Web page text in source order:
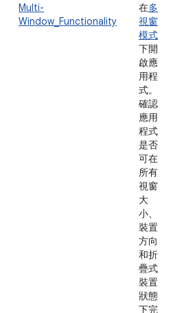
Multi-
Window_Functionality
在多
視窗
模式
下開
啟應
用程
式。
確認
應用
程式
是否
可在
所有
視窗
大
小、
裝置
方向
和折
疊式
裝置
狀態
下完